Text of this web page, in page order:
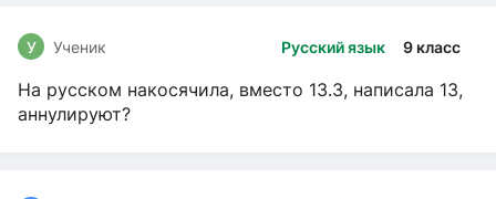
Русский язык 9 класс
У Ученик
На русском накосячила, вместо 13.3, написала 13,
аннулируют?